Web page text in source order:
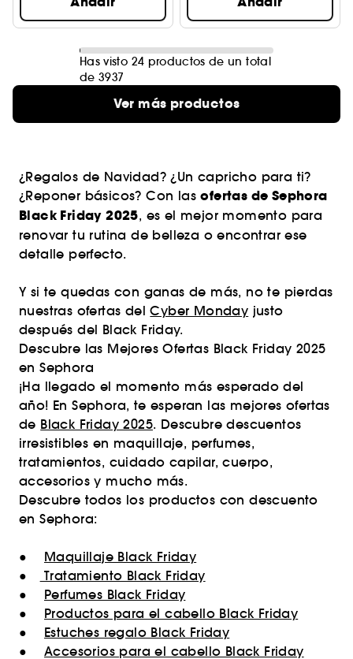
Has visto 24 productos de un total
de 3937
Ver más productos
¿Regalos de Navidad? ¿Un capricho para ti?
¿Reponer básicos? Con lasofertas de Sephora
Black Friday 2025, es el mejor momento para
renovar tu rutina de belleza o encontrar ese
detalle perfecto.
Y si te quedas con ganas de más, no te pierdas
nuestras ofertas delCyber Monday justo
después del Black Friday.
Descubre las Mejores Ofertas Black Friday 2025
en Sephora
¡Ha llegado el momento más esperado del
año! En Sephora, te esperan las mejores ofertas
de Black Friday 2025. Descubre descuentos
irresistibles en maquillaje, perfumes,
tratamientos, cuidado capilar, cuerpo,
accesorios y mucho más.
Descubre todos los productos con descuento
en Sephora:
● Maquillaje Black Friday
●
Tratamiento Black Friday
● Perfumes Black Friday
● Productos para el cabello Black Friday
● Estuches regalo Black Friday
● Accesorios para el cabello Black Friday